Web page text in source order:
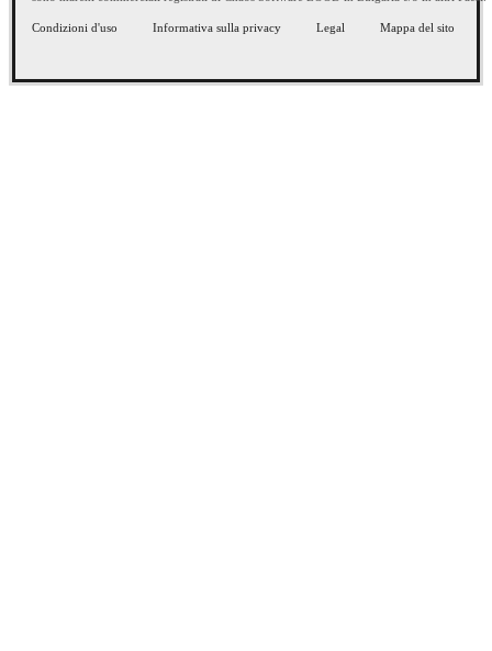
Condizioni d'uso Informativa sulla privacy Legal Mappa del sito